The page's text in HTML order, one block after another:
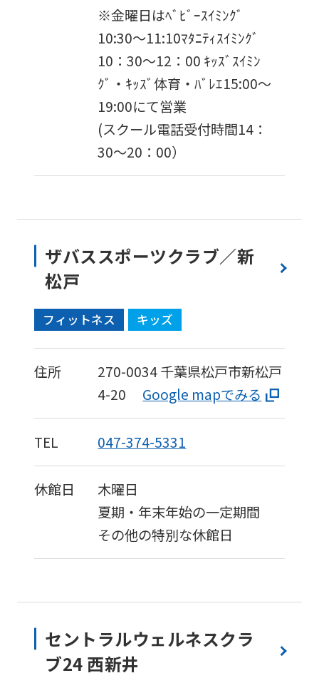
※金曜日はﾍﾞﾋﾞｰｽｲﾐﾝｸﾞ
10:30〜11:10ﾏﾀﾆﾃｨｽｲﾐﾝｸﾞ
10：30～12：00 ｷｯｽﾞｽｲﾐﾝ
ｸﾞ・ｷｯｽﾞ体育・ﾊﾞﾚｴ15:00〜
19:00にて営業
(スクール電話受付時間14：
30〜20：00）
ザバススポーツクラブ／新
松戸
フィットネス キッズ
住所 270-0034千葉県松戸市新松戸
4-20
Google mapでみる
TEL 047-374-5331
休館日
木曜日
夏期・年末年始の一定期間
その他の特別な休館日
セントラルウェルネスクラ
ブ24 西新井
automatic
translation
service,
the
Japanese
version
of
this
will
be
translated
so
may
not
be
accurate
translation
may
original